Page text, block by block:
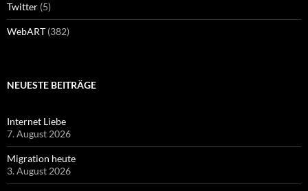
Twitter (5)
WebART (382)
NEUESTE BEITRÄGE
Internet Liebe
7. August 2026
Migration heute
3. August 2026